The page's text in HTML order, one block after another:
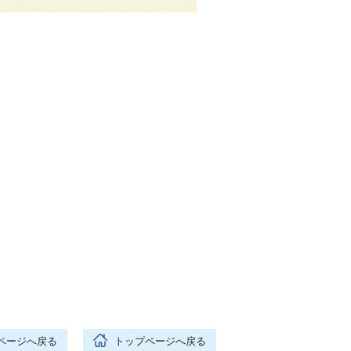
ージへ戻る トップページへ戻る